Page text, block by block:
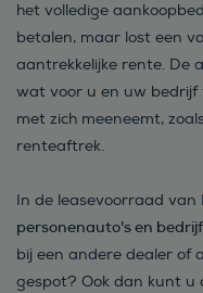
het volledige
betalen, maar lost een
aantrekkelijke rente. De
wat voor u en uw bedrijf
met zich meeneemt,
renteaftrek.
In de leasevoorraad van
personenauto's en
bij een andere dealer of
gespot? Ook dan kunt u